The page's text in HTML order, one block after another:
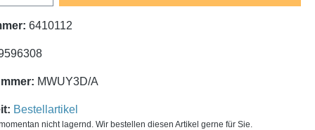
6410112
MWUY3D/A
Bestellartikel
nicht lagernd. Wir bestellen diesen Artikel gerne für Sie.